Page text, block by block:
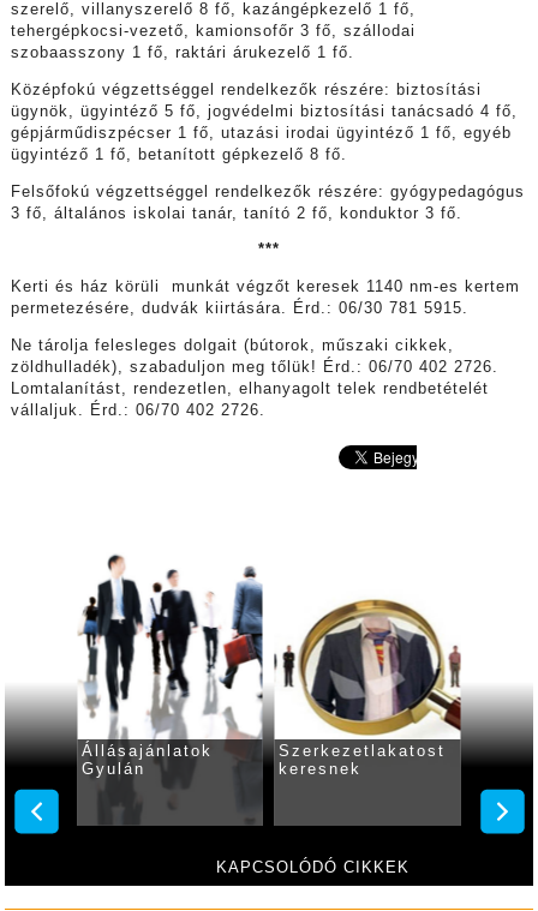
szerelő, villanyszerelő 8 fő, kazángépkezelő 1 fő,
tehergépkocsi-vezető, kamionsofőr 3 fő, szállodai
szobaasszony 1 fő, raktári árukezelő 1 fő.
Középfokú végzettséggel rendelkezők részére: biztosítási
ügynök, ügyintéző 5 fő, jogvédelmi biztosítási tanácsadó 4 fő,
gépjárműdiszpécser 1 fő, utazási irodai ügyintéző 1 fő, egyéb
ügyintéző 1 fő, betanított gépkezelő 8 fő.
Felsőfokú végzettséggel rendelkezők részére: gyógypedagógus
3 fő, általános iskolai tanár, tanító 2 fő, konduktor 3 fő.
***
Kerti és ház körüli munkát végzőt keresek 1140 nm-es kertem
permetezésére, dudvák kiirtására. Érd.: 06/30 781 5915.
Ne tárolja felesleges dolgait (bútorok, műszaki cikkek,
zöldhulladék), szabaduljon meg tőlük! Érd.: 06/70 402 2726.
Lomtalanítást, rendezetlen, elhanyagolt telek rendbetételét
vállaljuk. Érd.: 06/70 402 2726.
KAPCSOLÓDÓ CIKKEK
Állásajánlatok
Gyulán
Szerkezetlakatost
keresnek